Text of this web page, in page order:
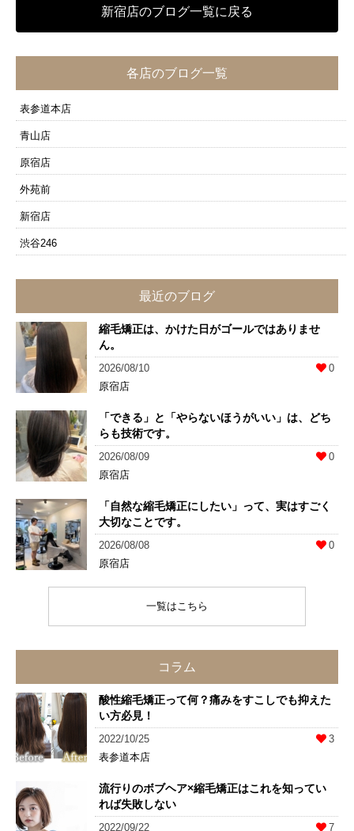
新宿店のブログ一覧に戻る
各店のブログ一覧
表参道本店
青山店
原宿店
外苑前
新宿店
渋谷246
最近のブログ
縮毛矯正は、かけた日がゴールではありませ
ん。
2026/08/10
0
原宿店
「できる」と「やらないほうがいい」は、どち
らも技術です。
2026/08/09
0
原宿店
「自然な縮毛矯正にしたい」って、実はすごく
大切なことです。
2026/08/08
0
原宿店
一覧はこちら
コラム
酸性縮毛矯正って何？痛みをすこしでも抑えた
い方必見！
2022/10/25
3
表参道本店
流行りのボブヘア×縮毛矯正はこれを知ってい
れば失敗しない
2022/09/22
7